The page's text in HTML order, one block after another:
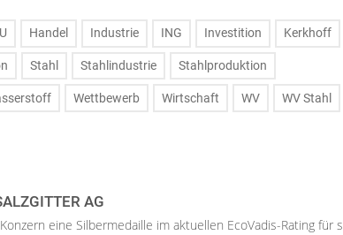
Handel Industrie ING Investition Kerkhoff
Stahl Stahlindustrie Stahlproduktion
Wettbewerb Wirtschaft WV WV Stahl
AG
eine Silbermedaille im aktuellen EcoVadis-Rating für